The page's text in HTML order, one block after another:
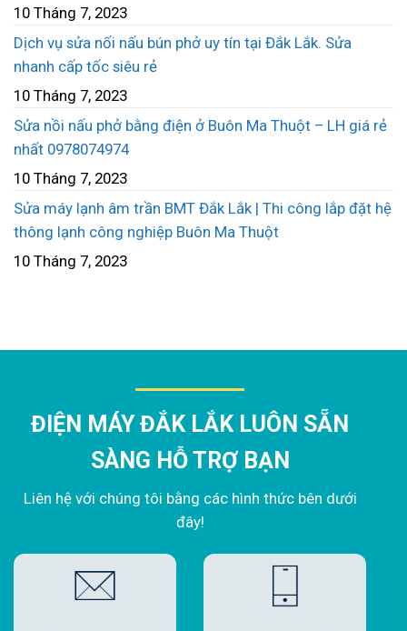
10 Tháng 7, 2023
Dịch vụ sửa nối nấu bún phở uy tín tại Đắk Lắk. Sửa
nhanh cấp tốc siêu rẻ
10 Tháng 7, 2023
Sửa nồi nấu phở bằng điện ở Buôn Ma Thuột – LH giá rẻ
nhất 0978074974
10 Tháng 7, 2023
Sửa máy lạnh âm trần BMT Đắk Lắk | Thi công lắp đặt hệ
thông lạnh công nghiệp Buôn Ma Thuột
10 Tháng 7, 2023
ĐIỆN MÁY ĐẮK LẮK LUÔN SẴN
SÀNG HỖ TRỢ BẠN
Liên hệ với chúng tôi bằng các hình thức bên dưới
đây!